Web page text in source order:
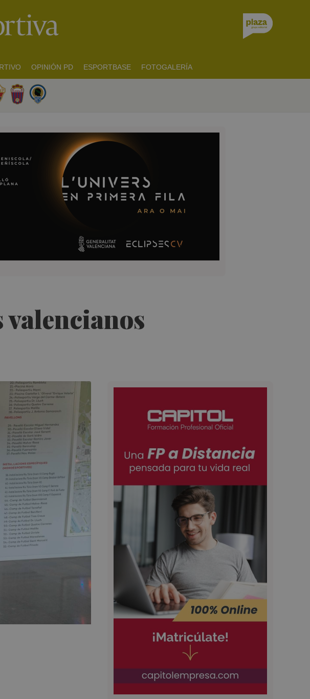
OPINIÓN PD ESPORTBASE FOTOGALERÍA
valencianos